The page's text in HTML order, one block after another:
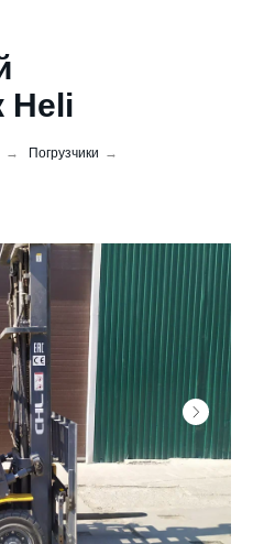
Heli
→ Погрузчики →